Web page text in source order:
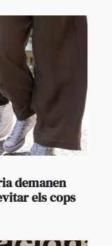
demanen
els cops